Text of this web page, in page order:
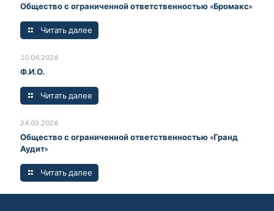
Общество с ограниченной ответственностью «Бромакс»
Читать далее
10.04.2026
Ф.И.О.
Читать далее
24.03.2026
Общество с ограниченной ответственностью «Гранд
Аудит»
Читать далее